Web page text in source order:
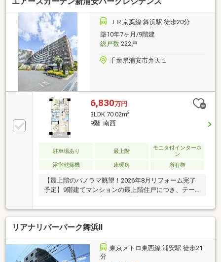
ペアガラスへ交換し、2023年6月には給湯器も交換済
みです。見明川小学校へ徒歩6分（約450m）、見明川
中学校へ徒歩5分（約340m）とお子様の通学も安心の
距離感です。※契約不適合責任免責・設備保証免責・
ペット飼育制限あり
ＪＲ京葉線 舞浜駅 徒歩20分
築10年7ヶ月/9階建
総戸数222戸
千葉県浦安市弁天１
6,830万円
3LDK 70.02m2
9階 南西
駐車場あり 最上階
モニタ付インターホ
ン
浴室乾燥機
床暖房 所有権
【最上階のパノラマ眺望！2026年8月リフォーム完了
予定】9階建てマンションの最上階住戸につき、テー
が魅力です。2016年2月築、専有面積70.02㎡の3LDK。
2026年8月にクロス貼替やフローリング上貼り、給湯
器リモコン交換などの内装リフォームを実施予定で
す。室内には食洗機やディスポーザー、浴室暖房換気
乾燥機が揃い、ウォークインクローゼットなど収納も
充実。キッズルームやスカイテラスなど多彩な共用施
リアナリバーパーク舞浜Ⅱ
東京メトロ東西線 浦安駅 徒歩21
分